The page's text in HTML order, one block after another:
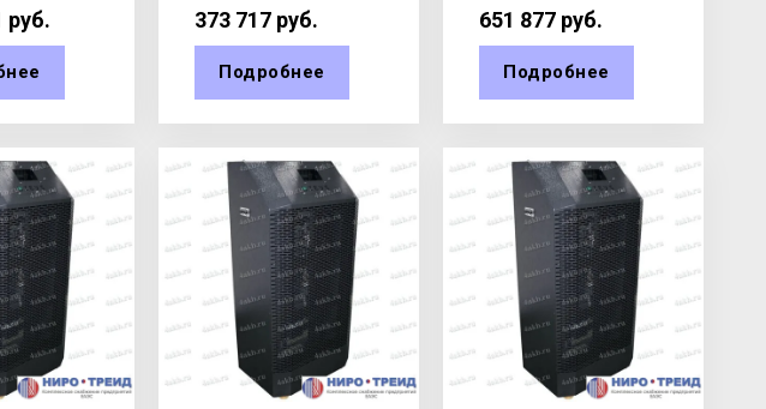
руб. 373 717 руб.
Подробнее
651 877 руб.
Подробнее